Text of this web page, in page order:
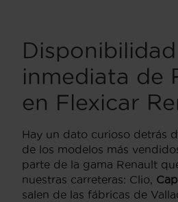
Disponibilidad
inmediata de
en Flexicar
Hay un dato curioso detrás
de los modelos más
parte de la gama Renault
nuestras carreteras: Clio,
salen de las fábricas de